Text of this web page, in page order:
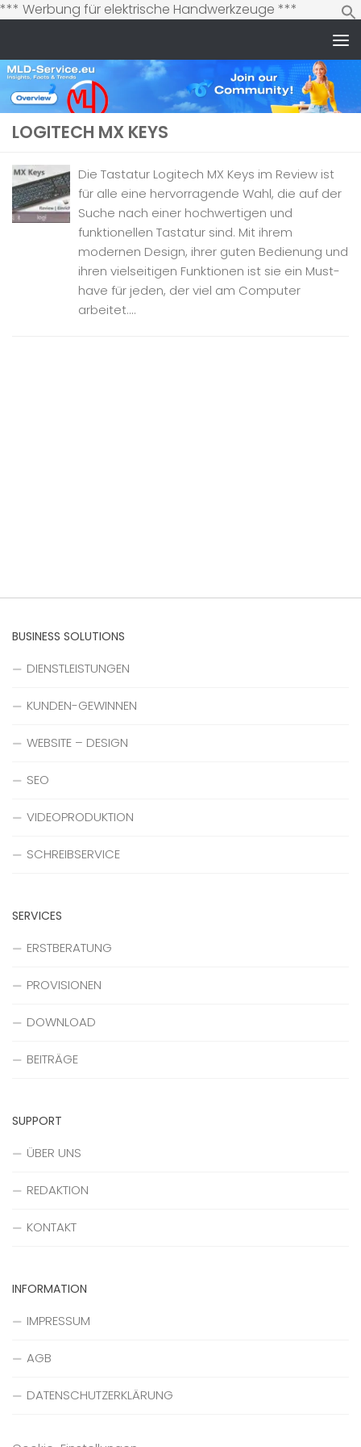
*** Werbung für elektrische Handwerkzeuge ***
Inhalt
LOGITECH MX KEYS
Die Tastatur Logitech MX Keys im Review ist
für alle eine hervorragende Wahl, die auf der
Suche nach einer hochwertigen und
funktionellen Tastatur sind. Mit ihrem
modernen Design, ihrer guten Bedienung und
ihren vielseitigen Funktionen ist sie ein Must-
have für jeden, der viel am Computer
arbeitet....
BUSINESS SOLUTIONS
DIENSTLEISTUNGEN
KUNDEN-GEWINNEN
WEBSITE – DESIGN
SEO
VIDEOPRODUKTION
SCHREIBSERVICE
SERVICES
ERSTBERATUNG
PROVISIONEN
DOWNLOAD
BEITRÄGE
SUPPORT
ÜBER UNS
REDAKTION
KONTAKT
INFORMATION
IMPRESSUM
AGB
DATENSCHUTZERKLÄRUNG